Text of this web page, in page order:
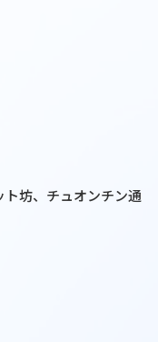
坊、チュオンチン通